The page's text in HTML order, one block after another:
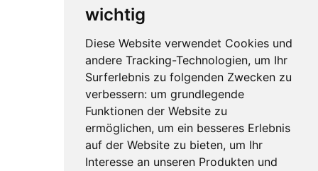
wichtig
Diese Website verwendet Cookies und
andere Tracking-Technologien, um Ihr
Surferlebnis zu folgenden Zwecken zu
verbessern: um grundlegende
Funktionen der Website zu
ermöglichen, um ein besseres Erlebnis
auf der Website zu bieten, um Ihr
Interesse an unseren Produkten und